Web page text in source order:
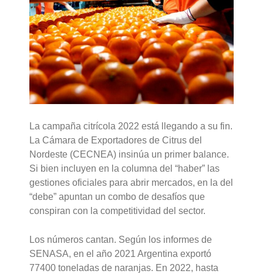
La campaña citrícola 2022 está llegando a su fin.
La Cámara de Exportadores de Citrus del
Nordeste (CECNEA) insinúa un primer balance.
Si bien incluyen en la columna del “haber” las
gestiones oficiales para abrir mercados, en la del
“debe” apuntan un combo de desafíos que
conspiran con la competitividad del sector.
Los números cantan. Según los informes de
SENASA, en el año 2021 Argentina exportó
77400 toneladas de naranjas. En 2022, hasta